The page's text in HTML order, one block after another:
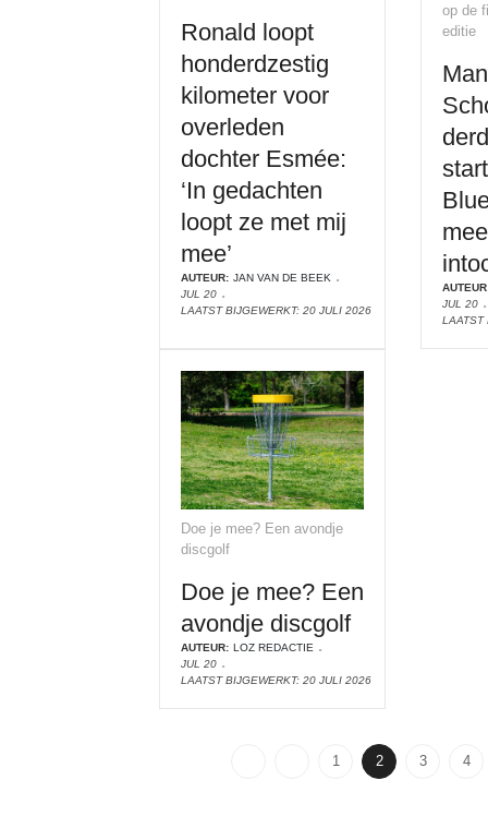
Ronald loopt
honderdzestig
kilometer voor
overleden
dochter Esmée:
‘In gedachten
loopt ze met mij
mee’
AUTEUR: JAN VAN DE BEEK
JUL 20
LAATST BIJGEWERKT: 20 JULI 2026
op de
editie
JUL 20
LAATST
Doe je mee? Een avondje
discgolf
Doe je mee? Een
avondje discgolf
AUTEUR: LOZ REDACTIE
JUL 20
LAATST BIJGEWERKT: 20 JULI 2026
1 2 3 4